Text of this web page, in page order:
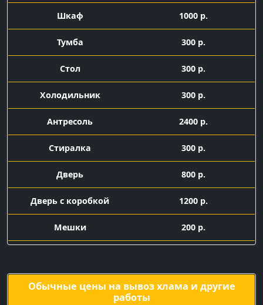
Шкаф 1000 р.
Тумба 300 р.
Стол 300 р.
Холодильник 300 р.
Антресоль 2400 р.
Стиралка 300 р.
Дверь 800 р.
Дверь с коробкой 1200 р.
Мешки
200 р.
Обычные цены на вывоз хлама и другие
работы